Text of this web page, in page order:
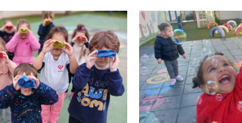
às 12h e das 13h às 17h